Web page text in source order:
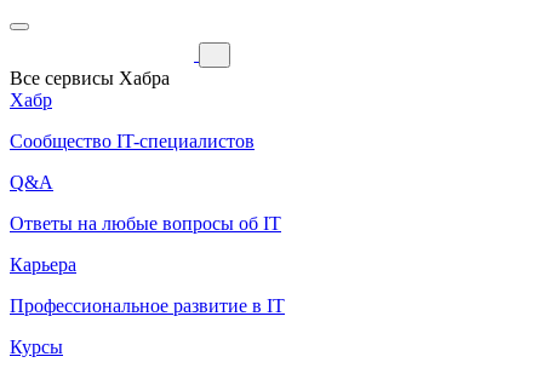
Все сервисы Хабра
Хабр
Сообщество IT-специалистов
Q&A
Ответы на любые вопросы об IT
Карьера
Профессиональное развитие в IT
Курсы